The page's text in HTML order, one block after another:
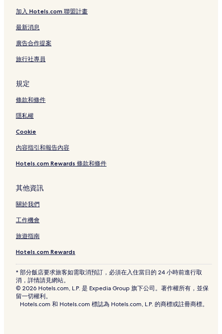
加入 Hotels.com 聯盟計畫
最新消息
廣告合作提案
旅行社專員
規定
條款和條件
隱私權
Cookie
內容指引和報告內容
Hotels.com Rewards 條款和條件
其他資訊
關於我們
工作機會
旅遊指南
Hotels.com Rewards
* 部分飯店要求旅客如需取消預訂，必須在入住當日的 24 小時前進行取
消，詳情請見網站。
© 2026 Hotels.com, L.P. 是 Expedia Group 旗下公司。著作權所有，並保
留一切權利。
Hotels.com 和 Hotels.com 標誌為 Hotels.com, L.P. 的商標或註冊商標。